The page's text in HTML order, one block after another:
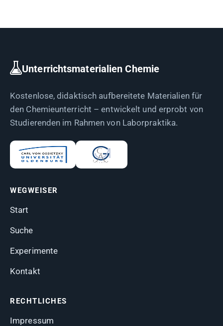
Unterrichtsmaterialien Chemie
Kostenlose, didaktisch aufbereitete Materialien für
den Chemieunterricht – entwickelt und erprobt von
Studierenden im Rahmen von Laborpraktika.
WEGWEISER
Start
Suche
Experimente
Kontakt
RECHTLICHES
Impressum